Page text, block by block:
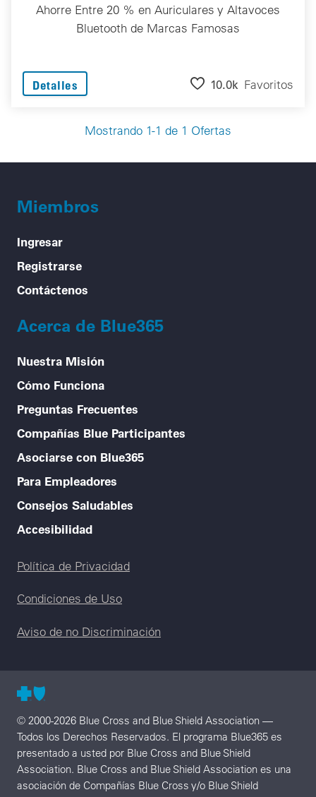
Ahorre Entre 20 % en Auriculares y Altavoces
Bluetooth de Marcas Famosas
Detalles 10.0k Favoritos
Mostrando 1-1 de 1 Ofertas
Miembros
Ingresar
Registrarse
Contáctenos
Acerca de Blue365
Nuestra Misión
Cómo Funciona
Preguntas Frecuentes
Compañías Blue Participantes
Asociarse con Blue365
Para Empleadores
Consejos Saludables
Accesibilidad
Legal menu
Política de Privacidad
Condiciones de Uso
Aviso de no Discriminación
© 2000-2026 Blue Cross and Blue Shield Association —
Todos los Derechos Reservados. El programa Blue365 es
presentado a usted por Blue Cross and Blue Shield
Association. Blue Cross and Blue Shield Association es una
asociación de Compañías Blue Cross y/o Blue Shield